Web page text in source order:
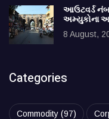
આઉટવર્ડ
અમ્યુકોના
8 August,
Categories
Commodity (97)